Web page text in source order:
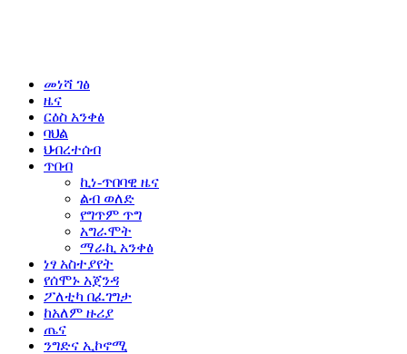
መነሻ ገፅ
ዜና
ርዕስ አንቀፅ
ባህል
ህብረተሰብ
ጥበብ
ኪነ-ጥበባዊ ዜና
ልብ ወለድ
የግጥም ጥግ
አግራሞት
ማራኪ አንቀፅ
ነፃ አስተያየት
የሰሞኑ አጀንዳ
ፖለቲካ በፈገግታ
ከአለም ዙሪያ
ጤና
ንግድና ኢኮኖሚ